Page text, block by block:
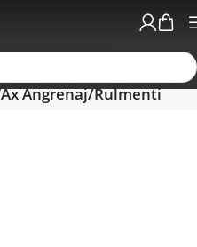
Ax Angrenaj/Rulmenti